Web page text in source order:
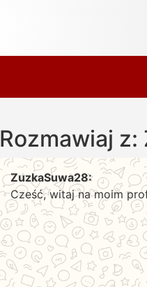
Rozmawiaj
ZuzkaSuwa28:
Cześć, witaj na moim